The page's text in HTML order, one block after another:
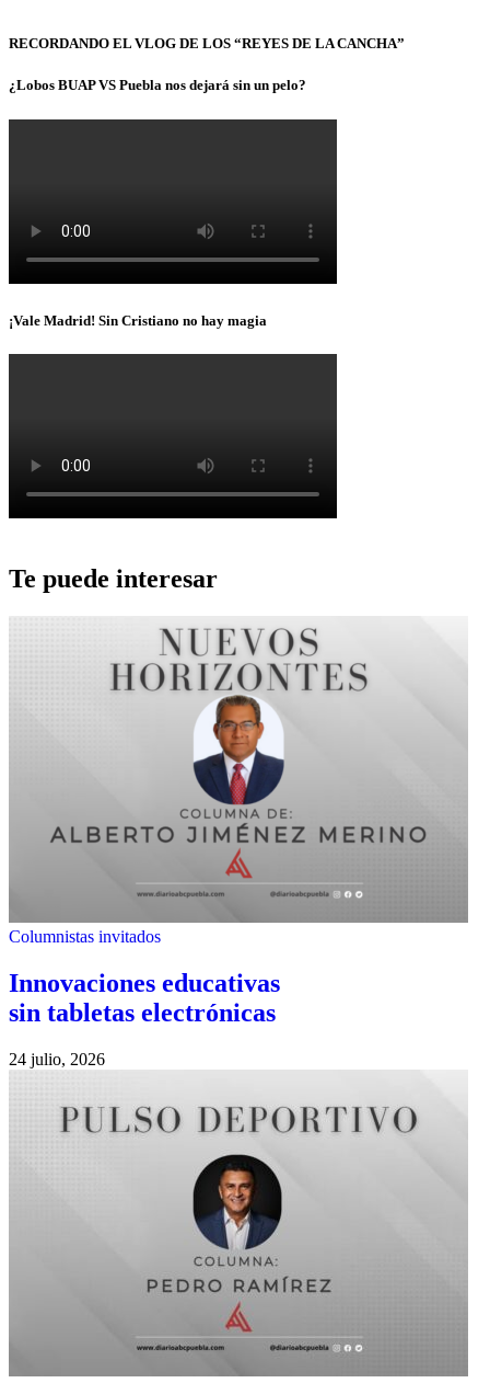
RECORDANDO EL VLOG DE LOS “REYES DE LA CANCHA”
¿Lobos BUAP VS Puebla nos dejará sin un pelo?
¡Vale Madrid! Sin Cristiano no hay magia
Te puede interesar
Columnistas invitados
Innovaciones educativas
sin tabletas electrónicas
24 julio, 2026